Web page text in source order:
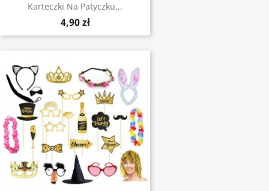
Karteczki Na Patyczku...
4,90 zł